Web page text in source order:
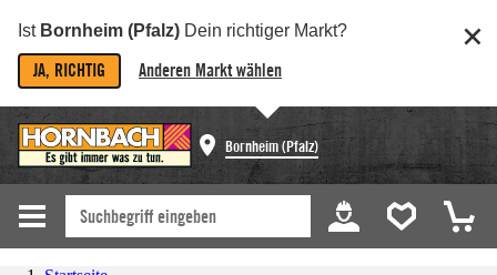
Ist Bornheim (Pfalz) Dein richtiger Markt?
JA, RICHTIG Anderen Markt wählen
Bornheim (Pfalz)